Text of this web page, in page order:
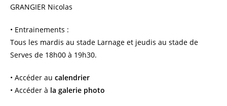
GRANGIER Nicolas
• Entrainements :
Tous les mardis au stade Larnage et jeudis au stade de
Serves de 18h00 à 19h30.
• Accéder au calendrier
• Accéder à la galerie photo